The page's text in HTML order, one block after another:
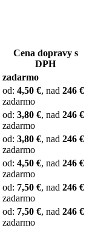
Cena dopravy s
DPH
zadarmo
od: 4,50 €, nad 246 €
zadarmo
od: 3,80 €, nad 246 €
zadarmo
od: 3,80 €, nad 246 €
zadarmo
od: 4,50 €, nad 246 €
zadarmo
od: 7,50 €, nad 246 €
zadarmo
od: 7,50 €, nad 246 €
zadarmo